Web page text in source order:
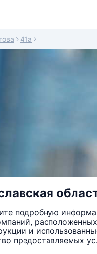
41а
подробную
и
предоставляемых